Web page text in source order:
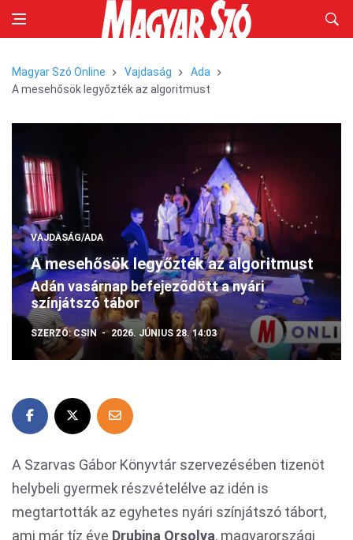
Magyar Szó Online Vajdaság
Ada
A mesehősök legyőzték az algoritmust
VAJDASÁG/ADA
A mesehősök legyőzték az algoritmust
Adán vasárnap befejeződött a nyári
színjátszó tábor
SZERZŐ:CSIN 2026. JÚNIUS 28. 14:03
A Szarvas Gábor Könyvtár szervezésében tizenöt
helybeli gyermek részvételélve az idén is
megtartották az egyhetes nyári színjátszó tábort,
ami már tíz éve Drubina Orsolya, magyarországi